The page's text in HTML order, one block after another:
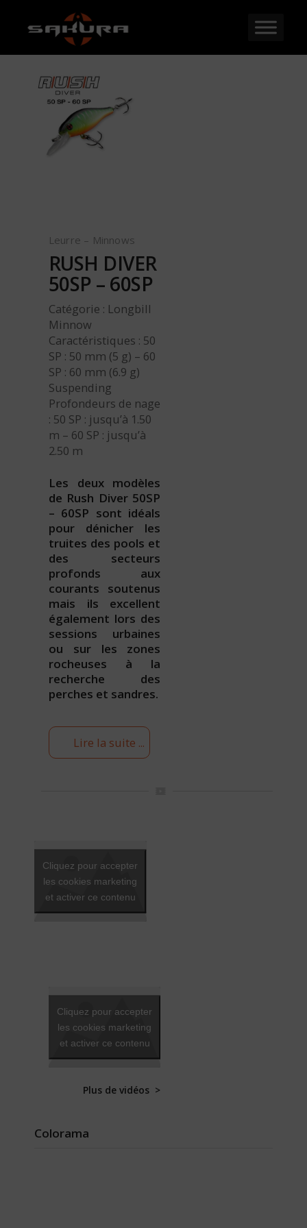
Leurre – Minnows
RUSH DIVER
50SP – 60SP
Catégorie : Longbill
Minnow
Caractéristiques : 50
SP : 50 mm (5 g) – 60
SP : 60 mm (6.9 g)
Suspending
Profondeurs de nage
: 50 SP : jusqu’à 1.50
m – 60 SP : jusqu’à
2.50 m
Les deux modèles
de Rush Diver 50SP
– 60SP sont idéals
pour dénicher les
truites des pools et
des secteurs
profonds aux
courants soutenus
mais ils excellent
également lors des
sessions urbaines
ou sur les zones
rocheuses à la
recherche des
perches et sandres.
Lire la suite ...
Cliquez pour accepter
les cookies marketing
et activer ce contenu
Cliquez pour accepter
les cookies marketing
et activer ce contenu
Plus de vidéos >
Colorama